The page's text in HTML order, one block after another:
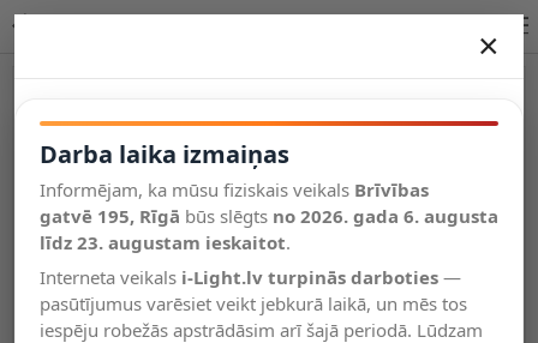
Salīdzināt
Vēlmju
saraksts
Valodas
×
Darba laika izmaiņas
Informējam, ka mūsu fiziskais veikals Brīvības
gatvē 195, Rīgā būs slēgts no 2026. gada 6. augusta
līdz 23. augustam ieskaitot.
Interneta veikals i-Light.lv turpinās darboties —
pasūtījumus varēsiet veikt jebkurā laikā, un mēs tos
iespēju robežās apstrādāsim arī šajā periodā. Lūdzam